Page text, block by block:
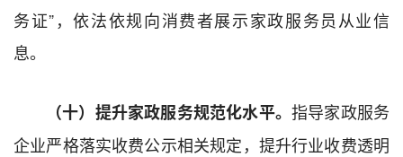
务证”，依法依规向消费者展示家政服务员从业信
息。
（十）提升家政服务规范化水平。 指导家政服务
企业严格落实收费公示相关规定，提升行业收费透明